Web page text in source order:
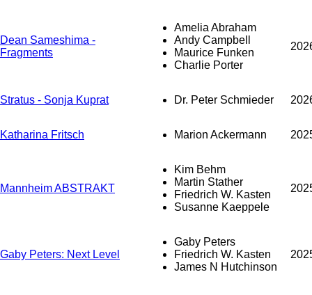
Dean Sameshima -
Fragments
Amelia Abraham
Andy Campbell
Maurice Funken
Charlie Porter
Stratus - Sonja Kuprat Dr. Peter Schmieder
Katharina Fritsch Marion Ackermann
Mannheim ABSTRAKT
Kim Behm
Martin Stather
Friedrich W. Kasten
Susanne Kaeppele
Gaby Peters: Next Level
Gaby Peters
Friedrich W. Kasten
James N Hutchinson